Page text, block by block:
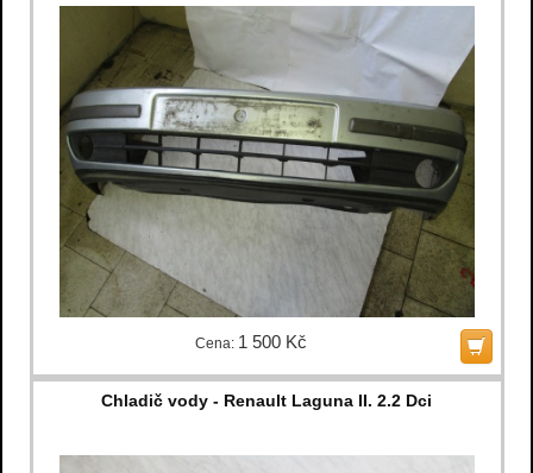
Cena: 1 500 Kč
Chladič vody - Renault Laguna II. 2.2 Dci